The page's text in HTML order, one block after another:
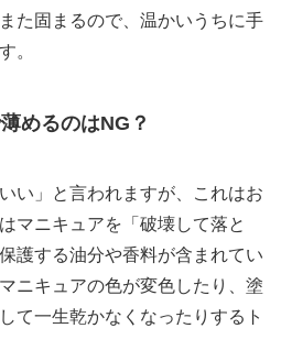
た固まるので、温かいうちに手
。
めるのはNG？
い」と言われますが、これはお
マニキュアを「破壊して落と
護する油分や香料が含まれてい
ニキュアの色が変色したり、塗
て一生乾かなくなったりするト